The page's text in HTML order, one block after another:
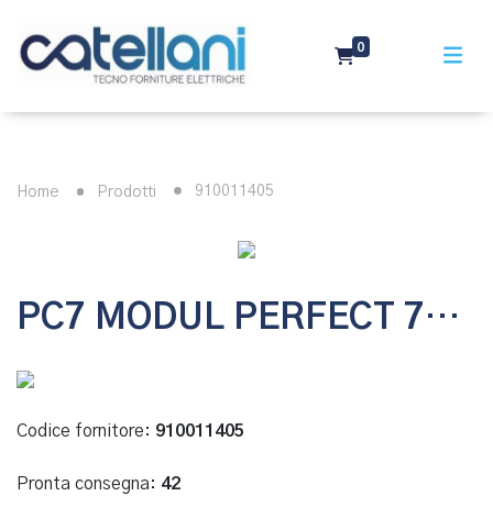
0
Home Prodotti 910011405
PC7 MODUL PERFECT 70 MODULO LED LUCE FISSA AMBRA 24 VAC/DC
Codice fornitore: 910011405
Pronta consegna: 42